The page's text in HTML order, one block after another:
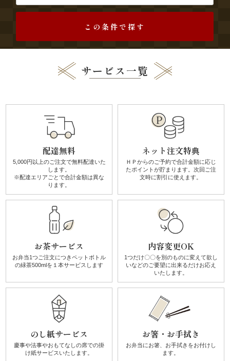
ズ
す
け
物・
唐
シ
この条件で探す
サービス一覧
配達無料
5,000円以上のご注文で無料配達いた
します。
※配達エリアごとで合計金額は異な
ります。
ネット注文特典
ＨＰからのご予約で合計金額に応じ
たポイントが貯まります。 次回ご注
文時に割引に使えます。
お茶サービス
お弁当1つご注文につきペットボトル
の緑茶500mlを１本サービスします
内容変更OK
1つだけ〇〇を別のものに変えて欲し
いなどのご要望に出来るだけお応え
いたします。
のし紙サービス
慶事や法事やおもてなしの席での掛
け紙サービスいたします。
お箸・お手拭き
お弁当にお箸、お手拭きをお付けし
ます。